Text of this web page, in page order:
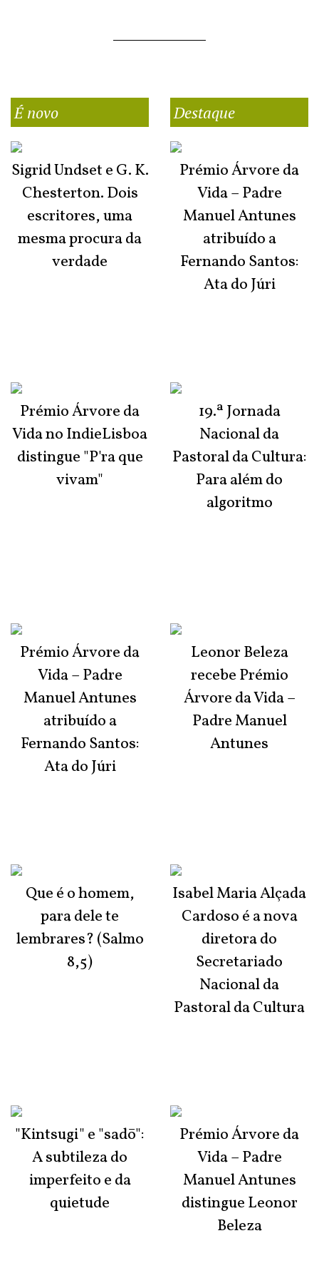
É novo
Sigrid Undset e G. K.
Chesterton. Dois
escritores, uma
mesma procura da
verdade
Prémio Árvore da
Vida no IndieLisboa
distingue "P'ra que
vivam"
Prémio Árvore da
Vida – Padre
Manuel Antunes
atribuído a
Fernando Santos:
Ata do Júri
Que é o homem,
para dele te
lembrares? (Salmo
8,5)
"Kintsugi" e "sadō":
A subtileza do
imperfeito e da
quietude
Destaque
Prémio Árvore da
Vida – Padre
Manuel Antunes
atribuído a
Fernando Santos:
Ata do Júri
19.ª Jornada
Nacional da
Pastoral da Cultura:
Para além do
algoritmo
Leonor Beleza
recebe Prémio
Árvore da Vida –
Padre Manuel
Antunes
Isabel Maria Alçada
Cardoso é a nova
diretora do
Secretariado
Nacional da
Pastoral da Cultura
Prémio Árvore da
Vida – Padre
Manuel Antunes
distingue Leonor
Beleza